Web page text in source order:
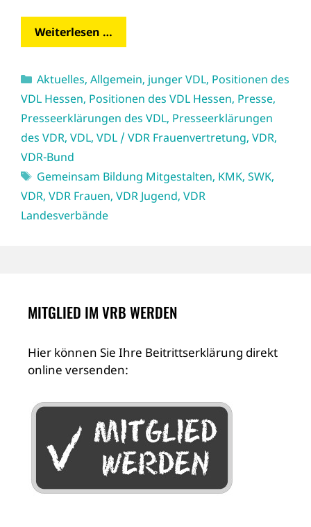
Weiterlesen …
Kategorien
Aktuelles, Allgemein, junger VDL, Positionen des
VDL Hessen, Positionen des VDL Hessen, Presse,
Presseerklärungen des VDL, Presseerklärungen
des VDR, VDL, VDL / VDR Frauenvertretung, VDR,
VDR-Bund
Schlagwörter
Gemeinsam Bildung Mitgestalten, KMK, SWK,
VDR, VDR Frauen, VDR Jugend, VDR
Landesverbände
MITGLIED IM VRB WERDEN
Hier können Sie Ihre Beitrittserklärung direkt
online versenden: